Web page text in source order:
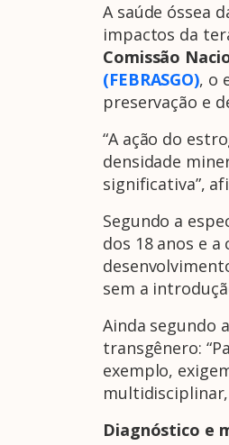
A saúde óssea
impactos da
Comissão
(FEBRASGO), o
preservação e
“A ação do
densidade
significativa”,
Segundo a
dos 18 anos e
sem a
Ainda segundo
transgênero:
exemplo,
Diagnóstico e